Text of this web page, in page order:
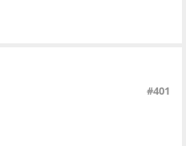
#401